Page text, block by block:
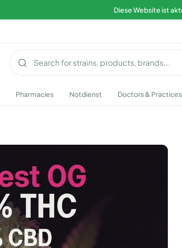
Diese Website ist
Pharmacies Notdienst Doctors & Practices